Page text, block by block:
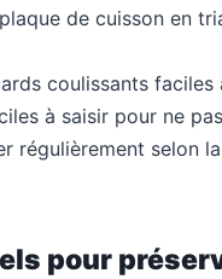
de cuisson en
coulissants faciles
à saisir pour ne
régulièrement selon
pour